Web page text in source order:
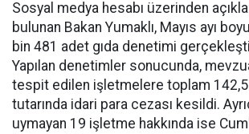
Sosyal medya hesabı üzerinden
bulunan Bakan Yumaklı, Mayıs ayı
bin 481 adet gıda denetimi
Yapılan denetimler sonucunda,
tespit edilen işletmelere toplam
tutarında idari para cezası kesildi.
uymayan 19 işletme hakkında ise